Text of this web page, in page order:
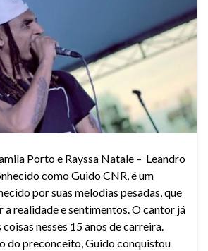
Porto e Rayssa Natale – Leandro
como Guido CNR, é um
por suas melodias pesadas, que
realidade e sentimentos. O cantor já
nesses 15 anos de carreira.
do preconceito, Guido conquistou